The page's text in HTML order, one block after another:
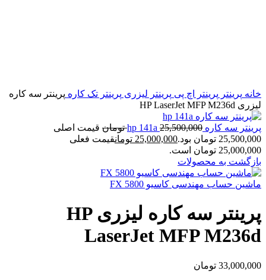
خانه پرینتر پرینتر اچ پی پرینتر لیزری پرینتر تک کاره پرینتر سه کاره
لیزری HP LaserJet MFP M236d
پرینتر سه کاره hp 141a 25,500,000 تومان قیمت اصلی
25,500,000 تومان بود.
25,000,000 تومانقیمت فعلی
25,000,000 تومان است.
بازگشت به محصولات
ماشین حساب مهندسی کاسیو FX 5800
پرینتر سه کاره لیزری HP
LaserJet MFP M236d
33,000,000 تومان